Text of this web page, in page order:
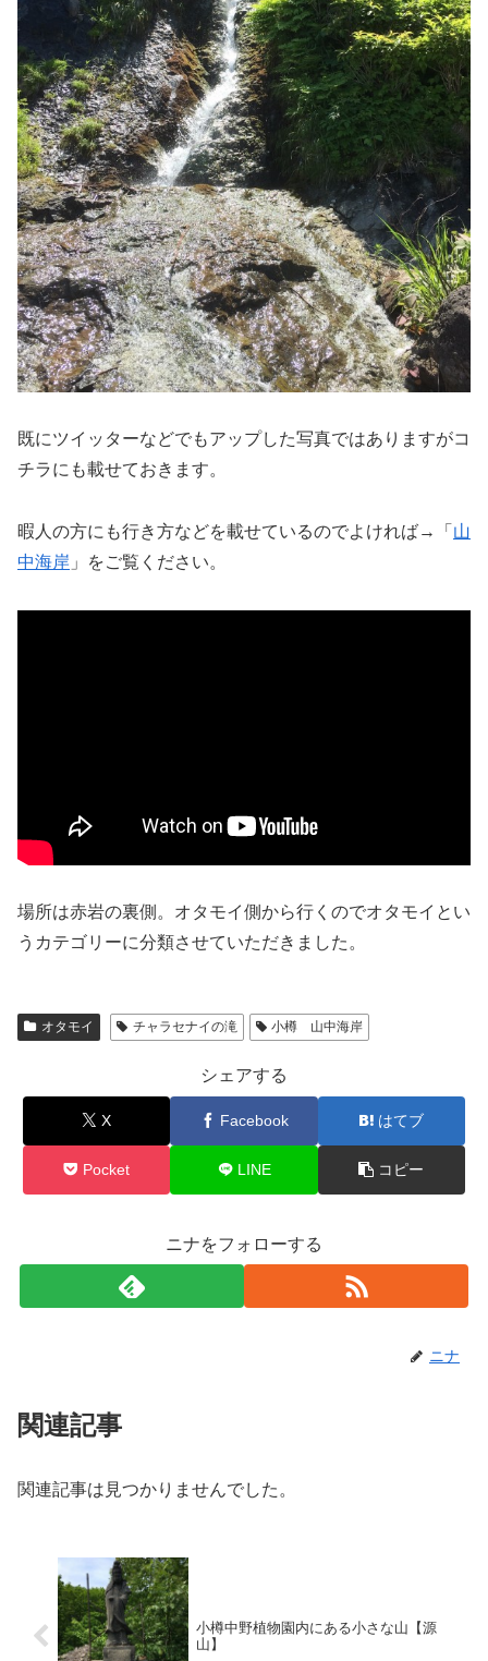
既にツイッターなどでもアップした写真ではありますがコ
チラにも載せておきます。
暇人の方にも行き方などを載せているのでよければ→「 山
中海岸 」をご覧ください。
場所は赤岩の裏側。オタモイ側から行くのでオタモイとい
うカテゴリーに分類させていただきました。
オタモイ チャラセナイの滝 小樽 山中海岸
シェアする
X Facebook はてブ
Pocket LINE コピー
ニナをフォローする
ニナ
関連記事
関連記事は見つかりませんでした。
小樽中野植物園内にある小さな山【源
山】